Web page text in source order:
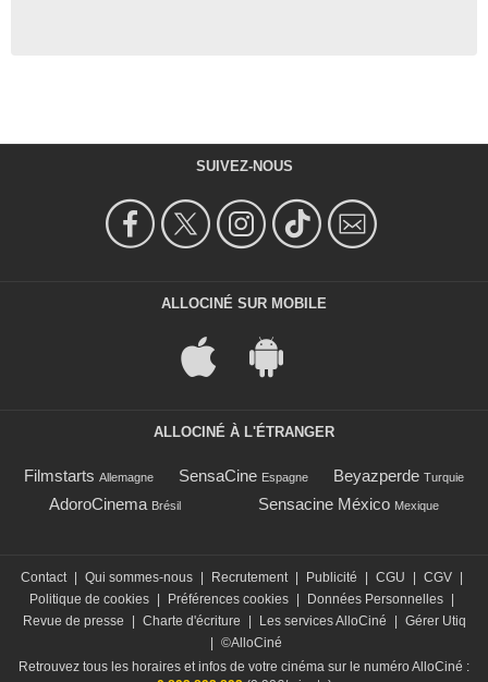
SUIVEZ-NOUS
ALLOCINÉ SUR MOBILE
ALLOCINÉ À L'ÉTRANGER
Filmstarts Allemagne SensaCine Espagne Beyazperde Turquie
AdoroCinema Brésil Sensacine México Mexique
Contact Qui sommes-nous Recrutement Publicité CGU CGV
Politique de cookies
Préférences cookies Données Personnelles
Revue de presse
Charte d'écriture Les services AlloCiné
Gérer Utiq
©AlloCiné
Retrouvez tous les horaires et infos de votre cinéma sur le numéro AlloCiné :